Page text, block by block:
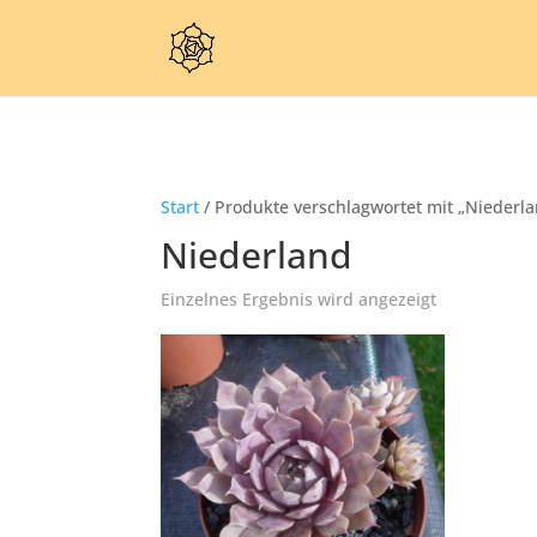
Start / Produkte verschlagwortet mit
Niederland
Einzelnes Ergebnis wird angezeigt